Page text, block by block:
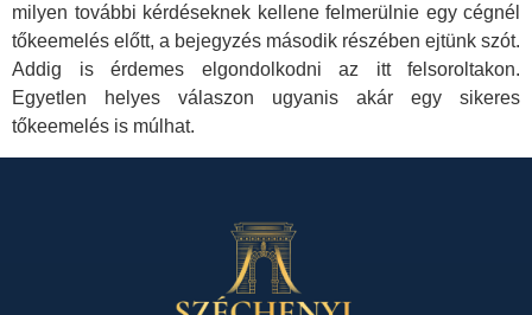
milyen további kérdéseknek kellene felmerülnie egy cégnél
tőkeemelés előtt, a bejegyzés második részében ejtünk szót.
Addig is érdemes elgondolkodni az itt felsoroltakon.
Egyetlen helyes válaszon ugyanis akár egy sikeres
tőkeemelés is múlhat.